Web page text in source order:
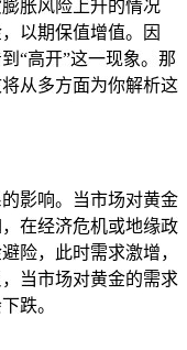
胀风险上升的情况
以期保值增值。因
“高开”这一现象。那
从多方面为你解析这
影响。当市场对黄金
在经济危机或地缘政
险，此时需求激增，
当市场对黄金的需求
跌。